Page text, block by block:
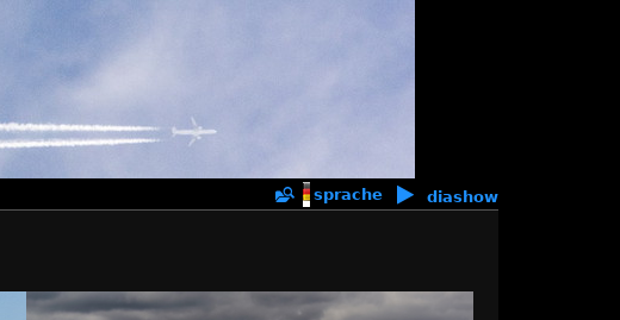
sprache diashow